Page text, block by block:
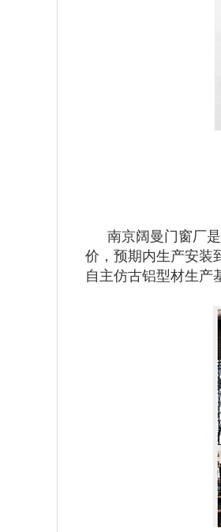
南京阔曼门窗厂
价，预期内生产安装
自主仿古铝型材生产